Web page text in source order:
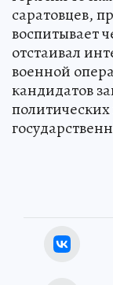
саратовцев,
воспитывает
отстаивал
военной
кандидатов
политических